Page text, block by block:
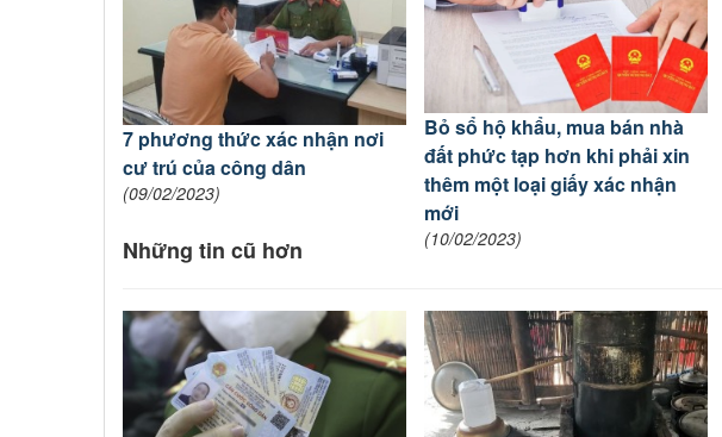
7 phương thức xác nhận nơi
cư trú của công dân
(09/02/2023)
Bỏ sổ hộ khẩu, mua bán nhà
đất phức tạp hơn khi phải xin
thêm một loại giấy xác nhận
mới
(10/02/2023)
Những tin cũ hơn